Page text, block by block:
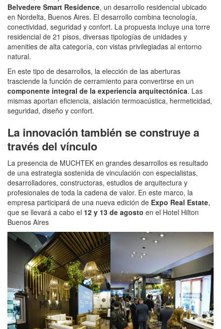
Belvedere Smart Residence, un desarrollo residencial ubicado
en Nordelta, Buenos Aires. El desarrollo combina tecnología,
conectividad, seguridad y confort. La propuesta incluye una torre
residencial de 21 pisos, diversas tipologías de unidades y
amenities de alta categoría, con vistas privilegiadas al entorno
natural.
En este tipo de desarrollos, la elección de las aberturas
trasciende la función de cerramiento para convertirse en un
componente integral de la experiencia arquitectónica. Las
mismas aportan eficiencia, aislación termoacústica, hermeticidad,
seguridad, diseño y confort.
La innovación también se construye a
través del vínculo
La presencia de MUCHTEK en grandes desarrollos es resultado
de una estrategia sostenida de vinculación con especialistas,
desarrolladores, constructoras, estudios de arquitectura y
profesionales de toda la cadena de valor. En este marco, la
empresa participará de una nueva edición de Expo Real Estate,
que se llevará a cabo el 12 y 13 de agosto en el Hotel Hilton
Buenos Aires